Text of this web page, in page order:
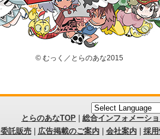
© むっく／とらのあな2015
とらのあなTOP
総合インフォメーシ
委託販売| 広告掲載のご案内| 会社案内| 採